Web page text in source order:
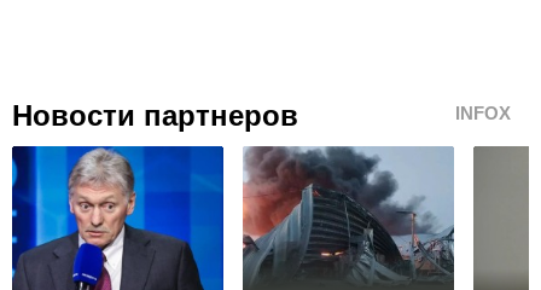
Новости партнеров INFOX